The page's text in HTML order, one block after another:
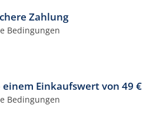
Zahlung
Bedingungen
Einkaufswert von 49 €
Bedingungen